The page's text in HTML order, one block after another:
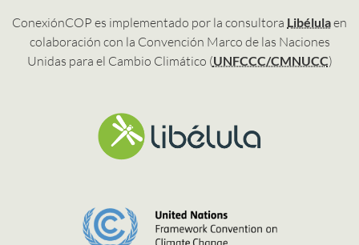
ConexiónCOP es implementado por la consultora Libélulaen
colaboración con la Convención Marco de las Naciones
Unidas para el Cambio Climático (UNFCCC/CMNUCC)